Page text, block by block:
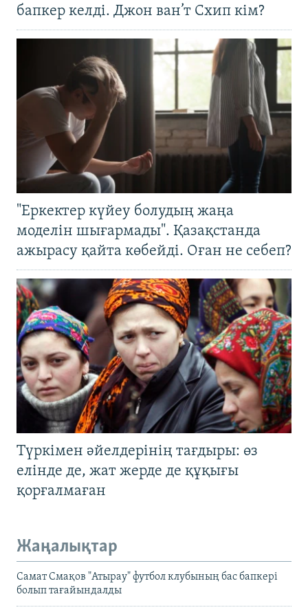
бапкер келді. Джон ван’т Схип кім?
"Еркектер күйеу болудың жаңа
моделін шығармады". Қазақстанда
ажырасу қайта көбейді. Оған не себеп?
Түркімен әйелдерінің тағдыры: өз
елінде де, жат жерде де құқығы
қорғалмаған
Жаңалықтар
Самат Смақов "Атырау" футбол клубының бас бапкері
болып тағайындалды